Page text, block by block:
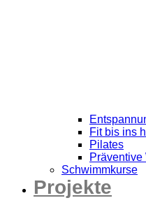
Fit bis ins
Pilates
Schwimmkurse
Projekte